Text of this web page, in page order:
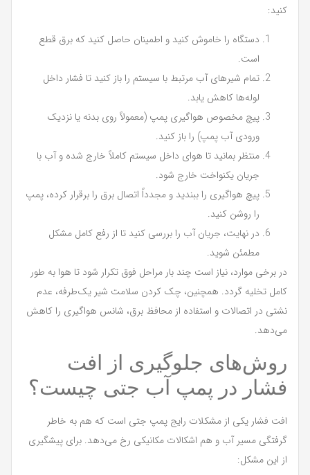
کنید:
دستگاه را خاموش کنید و اطمینان حاصل کنید که برق قطع
است.
تمام شیرهای آب مرتبط با سیستم را باز کنید تا فشار داخل
لوله‌ها کاهش یابد.
پیچ مخصوص هواگیری پمپ (معمولاً روی بدنه یا نزدیک
ورودی آب پمپ) را باز کنید.
منتظر بمانید تا هوای داخل سیستم کاملاً خارج شده و آب با
جریان یکنواخت خارج شود.
پیچ هواگیری را ببندید و مجدداً اتصال برق را برقرار کرده، پمپ
را روشن کنید.
در نهایت، جریان آب را بررسی کنید تا از رفع کامل مشکل
مطمئن شوید.
در برخی موارد، نیاز است چند بار مراحل فوق تکرار شود تا هوا به طور
کامل تخلیه گردد. همچنین، چک کردن سلامت شیر یک‌طرفه، عدم
نشتی در اتصالات و استفاده از محافظ برق، شانس هواگیری را کاهش
می‌دهد.
روش‌های جلوگیری از افت
فشار در پمپ آب جتی چیست؟
افت فشار یکی از مشکلات رایج پمپ جتی است که هم به خاطر
گرفتگی مسیر آب و هم اشکالات مکانیکی رخ می‌دهد. برای پیشگیری
از این مشکل: